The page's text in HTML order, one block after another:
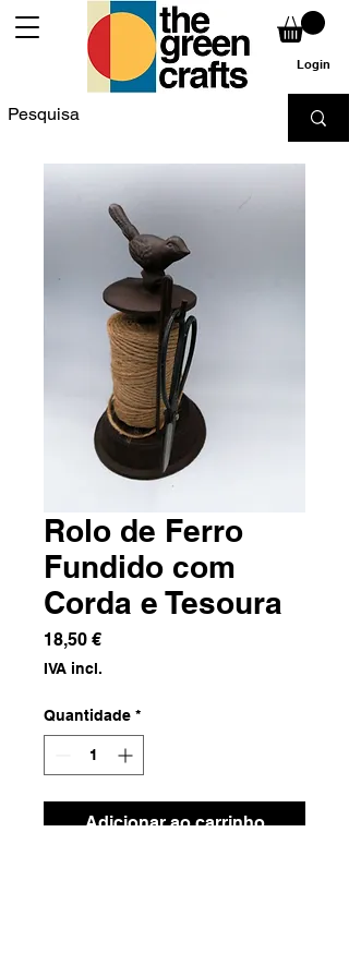
Login
Rolo de Ferro
Fundido com
Corda e Tesoura
18,50 €Preço
IVA incl.
Quantidade *
Adicionar ao carrinho